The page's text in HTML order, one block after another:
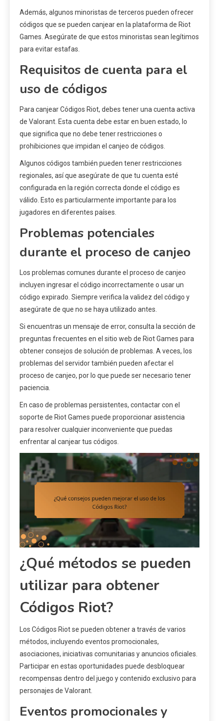
Además, algunos minoristas de terceros pueden ofrecer
códigos que se pueden canjear en la plataforma de Riot
Games. Asegúrate de que estos minoristas sean legítimos
para evitar estafas.
Requisitos de cuenta para el
uso de códigos
Para canjear Códigos Riot, debes tener una cuenta activa
de Valorant. Esta cuenta debe estar en buen estado, lo
que significa que no debe tener restricciones o
prohibiciones que impidan el canjeo de códigos.
Algunos códigos también pueden tener restricciones
regionales, así que asegúrate de que tu cuenta esté
configurada en la región correcta donde el código es
válido. Esto es particularmente importante para los
jugadores en diferentes países.
Problemas potenciales
durante el proceso de canjeo
Los problemas comunes durante el proceso de canjeo
incluyen ingresar el código incorrectamente o usar un
código expirado. Siempre verifica la validez del código y
asegúrate de que no se haya utilizado antes.
Si encuentras un mensaje de error, consulta la sección de
preguntas frecuentes en el sitio web de Riot Games para
obtener consejos de solución de problemas. A veces, los
problemas del servidor también pueden afectar el
proceso de canjeo, por lo que puede ser necesario tener
paciencia.
En caso de problemas persistentes, contactar con el
soporte de Riot Games puede proporcionar asistencia
para resolver cualquier inconveniente que puedas
enfrentar al canjear tus códigos.
¿Qué métodos se pueden
utilizar para obtener
Códigos Riot?
Los Códigos Riot se pueden obtener a través de varios
métodos, incluyendo eventos promocionales,
asociaciones, iniciativas comunitarias y anuncios oficiales.
Participar en estas oportunidades puede desbloquear
recompensas dentro del juego y contenido exclusivo para
personajes de Valorant.
Eventos promocionales y